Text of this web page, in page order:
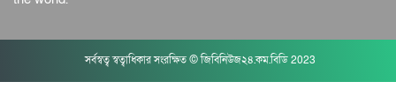
সর্বস্বত্ব স্বত্বাধিকার সংরক্ষিত © জিবিনিউজ২৪.কম.বিডি 2023